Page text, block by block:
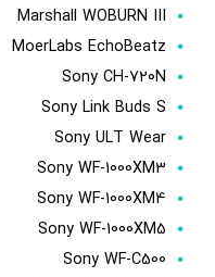
Marshall WOBURN III
MoerLabs EchoBeatz
Sony CH-720N
Sony Link Buds S
Sony ULT Wear
Sony WF-1000XM3
Sony WF-1000XM4
Sony WF-1000XM5
Sony WF-C500